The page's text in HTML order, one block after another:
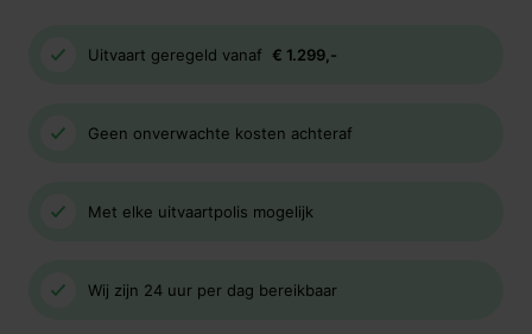
Uitvaart geregeld vanaf € 1.299,-
Geen onverwachte kosten achteraf
Met elke uitvaartpolis mogelijk
Wij zijn 24 uur per dag bereikbaar